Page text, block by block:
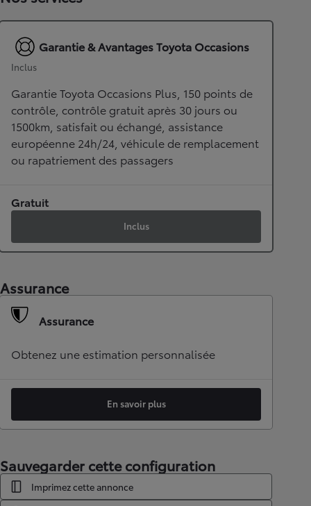
Garantie & Avantages Toyota Occasions
Inclus
Garantie Toyota Occasions Plus, 150 points de
contrôle, contrôle gratuit après 30 jours ou
1500km, satisfait ou échangé, assistance
européenne 24h/24, véhicule de remplacement
ou rapatriement des passagers
Gratuit
Inclus
Assurance
Assurance
Obtenez une estimation personnalisée
En savoir plus
Sauvegarder cette configuration
Imprimez cette annonce